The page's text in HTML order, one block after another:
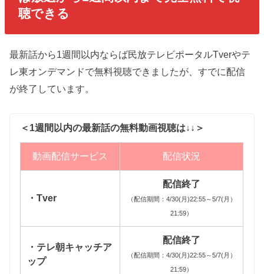
聴できる
最新話から1週間以内ならば民放テレビポータルTverやテ
レ東オンデマンドで無料視聴できましたが、すでに配信
が終了しています。
＜1週間以内の最新話の無料動画視聴は↓↓＞
動画配信サービス 配信状況
・Tver
配信終了
（配信期間：4/30(月)22:55～5/7(月）
21:59）
・テレ朝キャッチア
ップ
配信終了
（配信期間：4/30(月)22:55～5/7(月）
21:59）